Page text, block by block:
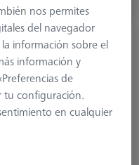
nos permites
del navegador
información sobre el
información y
de
tu configuración.
en cualquier